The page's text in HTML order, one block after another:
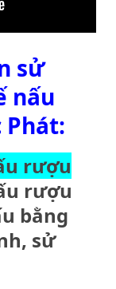
sử
nấu
rượu
rượu
bằng
sử